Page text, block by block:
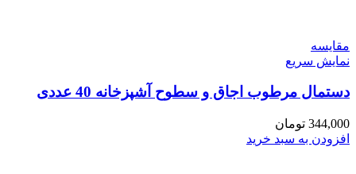
مقايسه
نمایش سریع
دستمال مرطوب اجاق و سطوح آشپزخانه 40 عددی
344,000 تومان
افزودن به سبد خرید